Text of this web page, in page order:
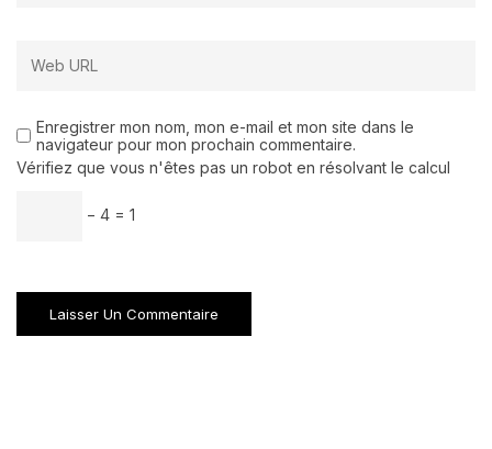
Enregistrer mon nom, mon e-mail et mon site dans le
navigateur pour mon prochain commentaire.
Vérifiez que vous n'êtes pas un robot en résolvant le calcul
− 4 = 1